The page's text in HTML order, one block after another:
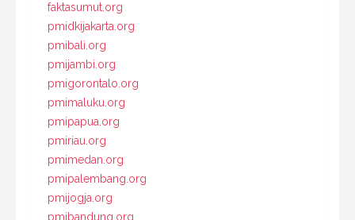
faktasumut.org
pmidkijakarta.org
pmibali.org
pmijambi.org
pmigorontalo.org
pmimaluku.org
pmipapua.org
pmiriau.org
pmimedan.org
pmipalembang.org
pmijogja.org
pmibandung.org